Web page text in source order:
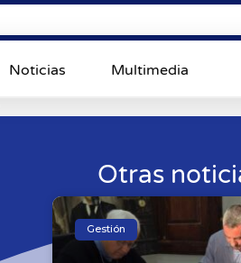
Noticias Multimedia
Otras
Gestión